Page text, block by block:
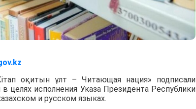
оқитын ұлт – Читающая нация» подписали
исполнения Указа Президента Республики
и русском языках.